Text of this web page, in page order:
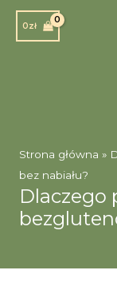
Przejdź
0zł
Strona główna »
bez nabiału?
Dlaczego